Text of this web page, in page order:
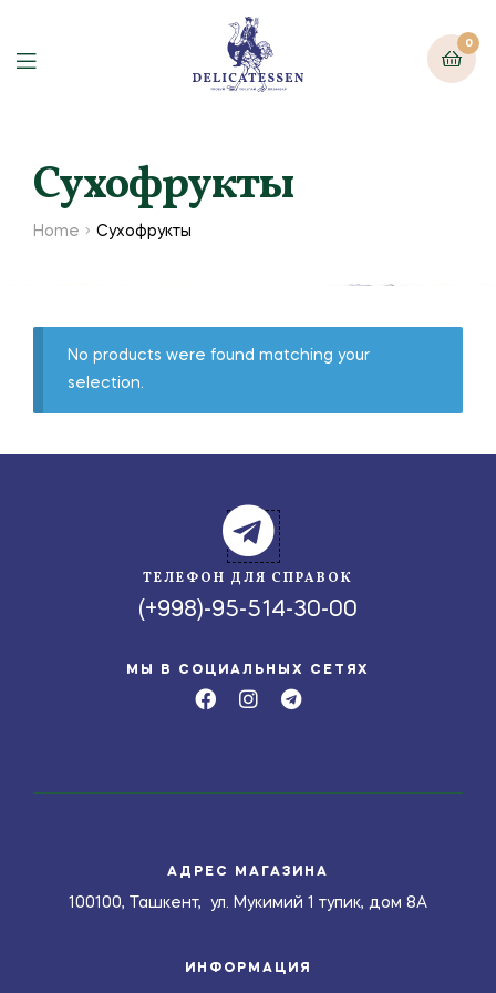
0
Сухофрукты
Home Сухофрукты
No products were found matching your
selection.
ТЕЛЕФОН ДЛЯ СПРАВОК
(+998)-95-514-30-00
МЫ В СОЦИАЛЬНЫХ СЕТЯХ
АДРЕС МАГАЗИНА
100100, Ташкент, ул. Мукимий 1 тупик, дом 8А
ИНФОРМАЦИЯ